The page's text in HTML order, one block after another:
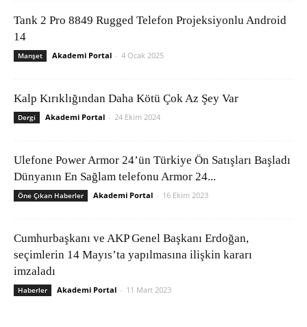
Tank 2 Pro 8849 Rugged Telefon Projeksiyonlu Android
14
Manşet Akademi Portal - 4 Ocak 2025
Kalp Kırıklığından Daha Kötü Çok Az Şey Var
Dergi Akademi Portal - 24 Ekim 2024
Ulefone Power Armor 24’ün Türkiye Ön Satışları Başladı
Dünyanın En Sağlam telefonu Armor 24...
Öne Çıkan Haberler Akademi Portal - 16 Ekim 2023
Cumhurbaşkanı ve AKP Genel Başkanı Erdoğan,
seçimlerin 14 Mayıs’ta yapılmasına ilişkin kararı
imzaladı
Haberler Akademi Portal - 11 Mart 2023